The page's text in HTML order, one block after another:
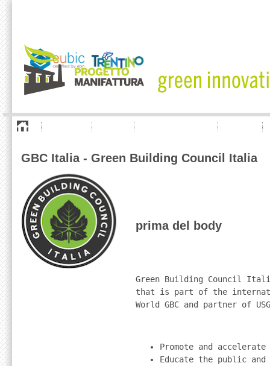
GBC Italia - Green Building Council Italia
prima del body
Green Building Council
that is part of the
World GBC and partner of
Promote and
Educate the public